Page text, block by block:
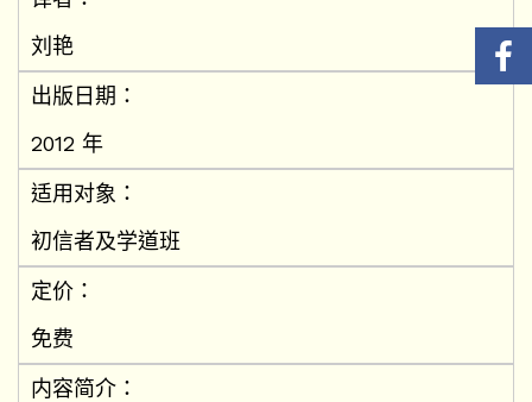
刘艳
出版日期：
2012 年
适用对象：
初信者及学道班
定价：
免费
内容简介：